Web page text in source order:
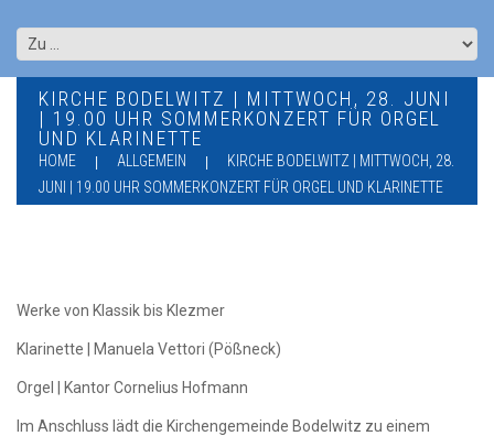
KIRCHE BODELWITZ | MITTWOCH, 28. JUNI
| 19.00 UHR SOMMERKONZERT FÜR ORGEL
UND KLARINETTE
HOME ALLGEMEIN
KIRCHE BODELWITZ | MITTWOCH, 28.
JUNI | 19.00 UHR SOMMERKONZERT FÜR ORGEL UND KLARINETTE
Werke von Klassik bis Klezmer
Klarinette | Manuela Vettori (Pößneck)
Orgel | Kantor Cornelius Hofmann
Im Anschluss lädt die Kirchengemeinde Bodelwitz zu einem